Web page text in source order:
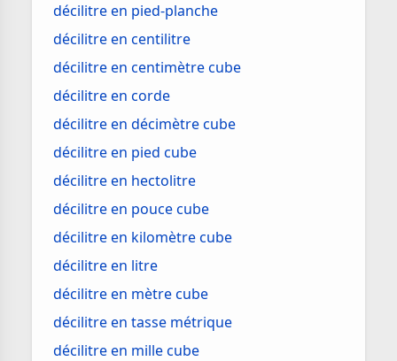
décilitre en pied-planche
décilitre en centilitre
décilitre en centimètre cube
décilitre en corde
décilitre en décimètre cube
décilitre en pied cube
décilitre en hectolitre
décilitre en pouce cube
décilitre en kilomètre cube
décilitre en litre
décilitre en mètre cube
décilitre en tasse métrique
décilitre en mille cube